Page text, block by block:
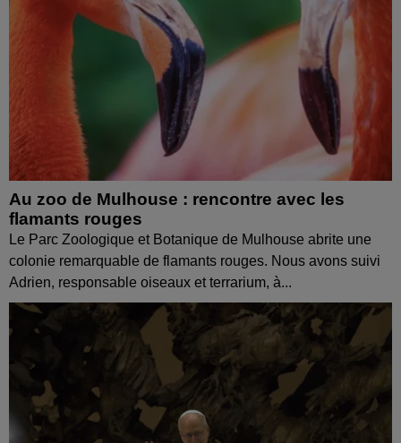
Au zoo de Mulhouse : rencontre avec les
flamants rouges
Le Parc Zoologique et Botanique de Mulhouse abrite une
colonie remarquable de flamants rouges. Nous avons suivi
Adrien, responsable oiseaux et terrarium, à...